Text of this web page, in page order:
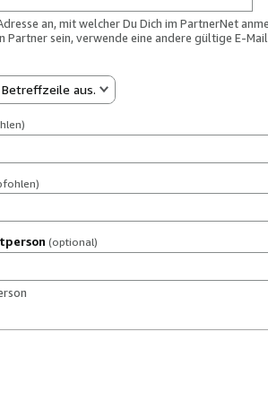
an, mit welcher Du Dich im PartnerNet
Partner sein, verwende eine andere gültige E-
aus.
(optional)